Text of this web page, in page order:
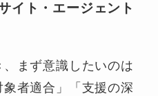
イト・エージェント
まず意識したいのは
象者適合」「支援の深